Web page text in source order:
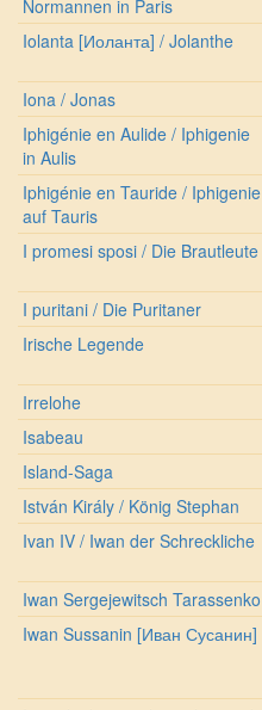
Normannen in Paris
Iolanta [Иоланта] / Jolanthe
Iona / Jonas
Iphigénie en Aulide / Iphigenie
in Aulis
Iphigénie en Tauride / Iphigenie
auf Tauris
I promesi sposi / Die Brautleute
I puritani / Die Puritaner
Irische Legende
Irrelohe
Isabeau
Island-Saga
István Király / König Stephan
Ivan IV / Iwan der Schreckliche
Iwan Sergejewitsch Tarassenko
Iwan Sussanin [Иван Сусанин]